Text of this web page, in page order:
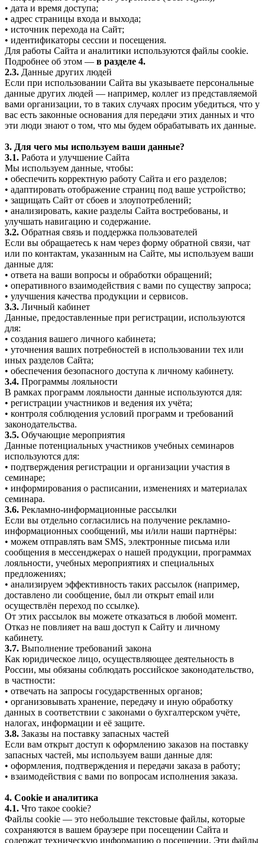
• дата и время доступа;
• адрес страницы входа и выхода;
• источник перехода на Сайт;
• идентификаторы сессии и посещения.
Для работы Сайта и аналитики используются файлы cookie.
Подробнее об этом — в разделе 4.
2.3. Данные других людей
Если при использовании Сайта вы указываете персональные
данные других людей — например, коллег из представляемой
вами организации, то в таких случаях просим убедиться, что у
вас есть законные основания для передачи этих данных и что
эти люди знают о том, что мы будем обрабатывать их данные.
3. Для чего мы используем ваши данные?
3.1. Работа и улучшение Сайта
Мы используем данные, чтобы:
• обеспечить корректную работу Сайта и его разделов;
• адаптировать отображение страниц под ваше устройство;
• защищать Сайт от сбоев и злоупотреблений;
• анализировать, какие разделы Сайта востребованы, и
улучшать навигацию и содержание.
3.2. Обратная связь и поддержка пользователей
Если вы обращаетесь к нам через форму обратной связи, чат
или по контактам, указанным на Сайте, мы используем ваши
данные для:
• ответа на ваши вопросы и обработки обращений;
• оперативного взаимодействия с вами по существу запроса;
• улучшения качества продукции и сервисов.
3.3. Личный кабинет
Данные, предоставленные при регистрации, используются
для:
• создания вашего личного кабинета;
• уточнения ваших потребностей в использовании тех или
иных разделов Сайта;
• обеспечения безопасного доступа к личному кабинету.
3.4. Программы лояльности
В рамках программ лояльности данные используются для:
• регистрации участников и ведения их учёта;
• контроля соблюдения условий программ и требований
законодательства.
3.5. Обучающие мероприятия
Данные потенциальных участников учебных семинаров
используются для:
• подтверждения регистрации и организации участия в
семинаре;
• информирования о расписании, изменениях и материалах
семинара.
3.6. Рекламно-информационные рассылки
Если вы отдельно согласились на получение рекламно-
информационных сообщений, мы и/или наши партнёры:
• можем отправлять вам SMS, электронные письма или
сообщения в мессенджерах о нашей продукции, программах
лояльности, учебных мероприятиях и специальных
предложениях;
• анализируем эффективность таких рассылок (например,
доставлено ли сообщение, был ли открыт email или
осуществлён переход по ссылке).
От этих рассылок вы можете отказаться в любой момент.
Отказ не повлияет на ваш доступ к Сайту и личному
кабинету.
3.7. Выполнение требований закона
Как юридическое лицо, осуществляющее деятельность в
России, мы обязаны соблюдать российское законодательство,
в частности:
• отвечать на запросы государственных органов;
• организовывать хранение, передачу и иную обработку
данных в соответствии с законами о бухгалтерском учёте,
налогах, информации и её защите.
3.8. Заказы на поставку запасных частей
Если вам открыт доступ к оформлению заказов на поставку
запасных частей, мы используем ваши данные для:
• оформления, подтверждения и передачи заказа в работу;
• взаимодействия с вами по вопросам исполнения заказа.
4. Cookie и аналитика
4.1. Что такое cookie?
Файлы cookie — это небольшие текстовые файлы, которые
сохраняются в вашем браузере при посещении Сайта и
содержат техническую информацию о посещении. Эти файлы